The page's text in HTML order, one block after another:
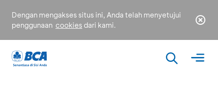
Dengan mengakses situs ini, Anda telah menyetujui
penggunaan cookies dari kami.